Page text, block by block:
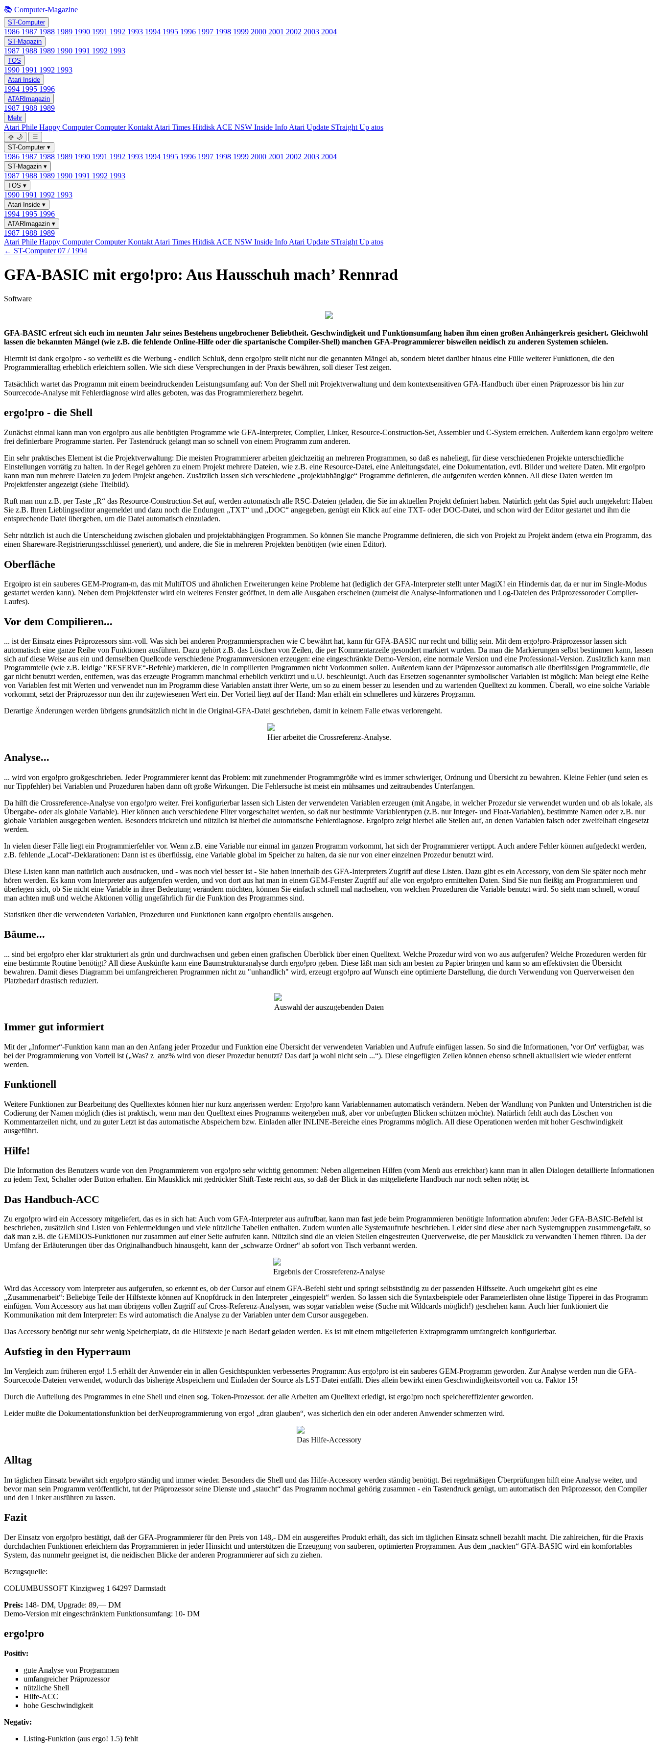
📚 Computer-Magazine
ST-Computer
1986 1987 1988 1989 1990 1991 1992 1993 1994 1995 1996 1997 1998 1999 2000 2001 2002 2003 2004
ST-Magazin
1987 1988 1989 1990 1991 1992 1993
TOS
1990 1991 1992 1993
Atari Inside
1994 1995 1996
ATARImagazin
1987 1988 1989
Mehr
Atari Phile Happy ComputerComputer Kontakt Atari Times Hitdisk ACE NSW Inside Info Atari Update STraight Up atos
🌞 🌙
☰
ST-Computer ▾
1986 1987 1988 1989 1990 1991 1992 1993 1994 1995 1996 1997 1998 1999 2000 2001 2002 2003 2004
ST-Magazin ▾
1987 1988 1989 1990 1991 1992 1993
TOS ▾
1990 1991 1992 1993
Atari Inside ▾
1994 1995 1996
ATARImagazin ▾
1987 1988 1989
Atari Phile Happy ComputerComputer Kontakt Atari Times Hitdisk ACE NSW Inside Info Atari Update STraight Up atos
← ST-Computer 07 / 1994
GFA-BASIC mit ergo!pro: Aus Hausschuh mach’ Rennrad
Software
GFA-BASIC erfreut sich euch im neunten Jahr seines Bestehens ungebrochener Beliebtheit. Geschwindigkeit und Funktionsumfang haben ihm einen großen Anhängerkreis gesichert. Gleichwohl
lassen die bekannten Mängel (wie z.B. die fehlende Online-Hilfe oder die spartanische Compiler-Shell) manchen GFA-Programmierer bisweilen neidisch zu anderen Systemen schielen.
Hiermit ist dank ergo!pro - so verheißt es die Werbung - endlich Schluß, denn ergo!pro stellt nicht nur die genannten Mängel ab, sondern bietet darüber hinaus eine Fülle weiterer Funktionen, die den
Programmieralltag erheblich erleichtern sollen. Wie sich diese Versprechungen in der Praxis bewähren, soll dieser Test zeigen.
Tatsächlich wartet das Programm mit einem beeindruckenden Leistungsumfang auf: Von der Shell mit Projektverwaltung und dem kontextsensitiven GFA-Handbuch über einen Präprozessor bis hin zur
Sourcecode-Analyse mit Fehlerdiagnose wird alles geboten, was das Programmiererherz begehrt.
ergo!pro - die Shell
Zunächst einmal kann man von ergo!pro aus alle benötigten Programme wie GFA-Interpreter, Compiler, Linker, Resource-Construction-Set, Assembler und C-System erreichen. Außerdem kann ergo!pro weitere
frei definierbare Programme starten. Per Tastendruck gelangt man so schnell von einem Programm zum anderen.
Ein sehr praktisches Element ist die Projektverwaltung: Die meisten Programmierer arbeiten gleichzeitig an mehreren Programmen, so daß es naheliegt, für diese verschiedenen Projekte unterschiedliche
Einstellungen vorrätig zu halten. In der Regel gehören zu einem Projekt mehrere Dateien, wie z.B. eine Resource-Datei, eine Anleitungsdatei, eine Dokumentation, evtl. Bilder und weitere Daten. Mit ergo!pro
kann man nun mehrere Dateien zu jedem Projekt angeben. Zusätzlich lassen sich verschiedene „projektabhängige“ Programme definieren, die aufgerufen werden können. All diese Daten werden im
Projektfenster angezeigt (siehe Titelbild).
Ruft man nun z.B. per Taste „R“ das Resource-Construction-Set auf, werden automatisch alle RSC-Dateien geladen, die Sie im aktuellen Projekt definiert haben. Natürlich geht das Spiel auch umgekehrt: Haben
Sie z.B. Ihren Lieblingseditor angemeldet und dazu noch die Endungen „TXT“ und „DOC“ angegeben, genügt ein Klick auf eine TXT- oder DOC-Datei, und schon wird der Editor gestartet und ihm die
entsprechende Datei übergeben, um die Datei automatisch einzuladen.
Sehr nützlich ist auch die Unterscheidung zwischen globalen und projektabhängigen Programmen. So können Sie manche Programme definieren, die sich von Projekt zu Projekt ändern (etwa ein Programm, das
einen Shareware-Registrierungsschlüssel generiert), und andere, die Sie in mehreren Projekten benötigen (wie einen Editor).
Oberfläche
Ergoipro ist ein sauberes GEM-Program-m, das mit MultiTOS und ähnlichen Erweiterungen keine Probleme hat (lediglich der GFA-Interpreter stellt unter MagiX! ein Hindernis dar, da er nur im Single-Modus
gestartet werden kann). Neben dem Projektfenster wird ein weiteres Fenster geöffnet, in dem alle Ausgaben erscheinen (zumeist die Analyse-Informationen und Log-Dateien des Präprozessoroder Compiler-
Laufes).
Vor dem Compilieren...
... ist der Einsatz eines Präprozessors sinn-voll. Was sich bei anderen Programmiersprachen wie C bewährt hat, kann für GFA-BASIC nur recht und billig sein. Mit dem ergo!pro-Präprozessor lassen sich
automatisch eine ganze Reihe von Funktionen ausführen. Dazu gehört z.B. das Löschen von Zeilen, die per Kommentarzeile gesondert markiert wurden. Da man die Markierungen selbst bestimmen kann, lassen
sich auf diese Weise aus ein und demselben Quellcode verschiedene Programmversionen erzeugen: eine eingeschränkte Demo-Version, eine normale Version und eine Professional-Version. Zusätzlich kann man
Programmteile (wie z.B. leidige "RESERVE“-Befehle) markieren, die in compilierten Programmen nicht Vorkommen sollen. Außerdem kann der Präprozessor automatisch alle überflüssigen Programmteile, die
gar nicht benutzt werden, entfernen, was das erzeugte Programm manchmal erheblich verkürzt und u.U. beschleunigt. Auch das Ersetzen sogenannter symbolischer Variablen ist möglich: Man belegt eine Reihe
von Variablen fest mit Werten und verwendet nun im Programm diese Variablen anstatt ihrer Werte, um so zu einem besser zu lesenden und zu wartenden Quelltext zu kommen. Überall, wo eine solche Variable
vorkommt, setzt der Präprozessor nun den ihr zugewiesenen Wert ein. Der Vorteil liegt auf der Hand: Man erhält ein schnelleres und kürzeres Programm.
Derartige Änderungen werden übrigens grundsätzlich nicht in die Original-GFA-Datei geschrieben, damit in keinem Falle etwas verlorengeht.
Hier arbeitet die Crossreferenz-Analyse.
Analyse...
... wird von ergo!pro großgeschrieben. Jeder Programmierer kennt das Problem: mit zunehmender Programmgröße wird es immer schwieriger, Ordnung und Übersicht zu bewahren. Kleine Fehler (und seien es
nur Tippfehler) bei Variablen und Prozeduren haben dann oft große Wirkungen. Die Fehlersuche ist meist ein mühsames und zeitraubendes Unterfangen.
Da hilft die Crossreference-Analyse von ergo!pro weiter. Frei konfigurierbar lassen sich Listen der verwendeten Variablen erzeugen (mit Angabe, in welcher Prozedur sie verwendet wurden und ob als lokale, als
Übergabe- oder als globale Variable). Hier können auch verschiedene Filter vorgeschaltet werden, so daß nur bestimmte Variablentypen (z.B. nur Integer- und Float-Variablen), bestimmte Namen oder z.B. nur
globale Variablen ausgegeben werden. Besonders trickreich und nützlich ist hierbei die automatische Fehlerdiagnose. Ergo!pro zeigt hierbei alle Stellen auf, an denen Variablen falsch oder zweifelhaft eingesetzt
werden.
In vielen dieser Fälle liegt ein Programmierfehler vor. Wenn z.B. eine Variable nur einmal im ganzen Programm vorkommt, hat sich der Programmierer vertippt. Auch andere Fehler können aufgedeckt werden,
z.B. fehlende „Local“-Deklarationen: Dann ist es überflüssig, eine Variable global im Speicher zu halten, da sie nur von einer einzelnen Prozedur benutzt wird.
Diese Listen kann man natürlich auch ausdrucken, und - was noch viel besser ist - Sie haben innerhalb des GFA-Interpreters Zugriff auf diese Listen. Dazu gibt es ein Accessory, von dem Sie später noch mehr
hören werden. Es kann vom Interpreter aus aufgerufen werden, und von dort aus hat man in einem GEM-Fenster Zugriff auf alle von ergo!pro ermittelten Daten. Sind Sie nun fleißig am Programmieren und
überlegen sich, ob Sie nicht eine Variable in ihrer Bedeutung verändern möchten, können Sie einfach schnell mal nachsehen, von welchen Prozeduren die Variable benutzt wird. So sieht man schnell, worauf
man achten muß und welche Aktionen völlig ungefährlich für die Funktion des Programmes sind.
Statistiken über die verwendeten Variablen, Prozeduren und Funktionen kann ergo!pro ebenfalls ausgeben.
Bäume...
... sind bei ergo!pro eher klar strukturiert als grün und durchwachsen und geben einen grafischen Überblick über einen Quelltext. Welche Prozedur wird von wo aus aufgerufen? Welche Prozeduren werden für
eine bestimmte Routine benötigt? All diese Auskünfte kann eine Baumstrukturanalyse durch ergo!pro geben. Diese läßt man sich am besten zu Papier bringen und kann so am effektivsten die Übersicht
bewahren. Damit dieses Diagramm bei umfangreicheren Programmen nicht zu "unhandlich" wird, erzeugt ergo!pro auf Wunsch eine optimierte Darstellung, die durch Verwendung von Querverweisen den
Platzbedarf drastisch reduziert.
Auswahl der auszugebenden Daten
Immer gut informiert
Mit der „Informer“-Funktion kann man an den Anfang jeder Prozedur und Funktion eine Übersicht der verwendeten Variablen und Aufrufe einfügen lassen. So sind die Informationen, 'vor Ort' verfügbar, was
bei der Programmierung von Vorteil ist („Was? z_anz% wird von dieser Prozedur benutzt? Das darf ja wohl nicht sein ...“). Diese eingefügten Zeilen können ebenso schnell aktualisiert wie wieder entfernt
werden.
Funktionell
Weitere Funktionen zur Bearbeitung des Quelltextes können hier nur kurz angerissen werden: Ergo!pro kann Variablennamen automatisch verändern. Neben der Wandlung von Punkten und Unterstrichen ist die
Codierung der Namen möglich (dies ist praktisch, wenn man den Quelltext eines Programms weitergeben muß, aber vor unbefugten Blicken schützen möchte). Natürlich fehlt auch das Löschen von
Kommentarzeilen nicht, und zu guter Letzt ist das automatische Abspeichern bzw. Einladen aller INLINE-Bereiche eines Programms möglich. All diese Operationen werden mit hoher Geschwindigkeit
ausgeführt.
Hilfe!
Die Information des Benutzers wurde von den Programmierern von ergo!pro sehr wichtig genommen: Neben allgemeinen Hilfen (vom Menü aus erreichbar) kann man in allen Dialogen detaillierte Informationen
zu jedem Text, Schalter oder Button erhalten. Ein Mausklick mit gedrückter Shift-Taste reicht aus, so daß der Blick in das mitgelieferte Handbuch nur noch selten nötig ist.
Das Handbuch-ACC
Zu ergo!pro wird ein Accessory mitgeliefert, das es in sich hat: Auch vom GFA-Interpreter aus aufrufbar, kann man fast jede beim Programmieren benötigte Information abrufen: Jeder GFA-BASIC-Befehl ist
beschrieben, zusätzlich sind Listen von Fehlermeldungen und viele nützliche Tabellen enthalten. Zudem wurden alle Systemaufrufe beschrieben. Leider sind diese aber nach Systemgruppen zusammengefaßt, so
daß man z.B. die GEMDOS-Funktionen nur zusammen auf einer Seite aufrufen kann. Nützlich sind die an vielen Stellen eingestreuten Querverweise, die per Mausklick zu verwandten Themen führen. Da der
Umfang der Erläuterungen über das Originalhandbuch hinausgeht, kann der „schwarze Ordner“ ab sofort von Tisch verbannt werden.
Ergebnis der Crossreferenz-Analyse
Wird das Accessory vom Interpreter aus aufgerufen, so erkennt es, ob der Cursor auf einem GFA-Befehl steht und springt selbstständig zu der passenden Hilfsseite. Auch umgekehrt gibt es eine
„Zusammenarbeit“: Beliebige Teile der Hilfstexte können auf Knopfdruck in den Interpreter „eingespielt“ werden. So lassen sich die Syntaxbeispiele oder Parameterlisten ohne lästige Tipperei in das Programm
einfügen. Vom Accessory aus hat man übrigens vollen Zugriff auf Cross-Referenz-Analysen, was sogar variablen weise (Suche mit Wildcards möglich!) geschehen kann. Auch hier funktioniert die
Kommunikation mit dem Interpreter: Es wird automatisch die Analyse zu der Variablen unter dem Cursor ausgegeben.
Das Accessory benötigt nur sehr wenig Speicherplatz, da die Hilfstexte je nach Bedarf geladen werden. Es ist mit einem mitgelieferten Extraprogramm umfangreich konfigurierbar.
Aufstieg in den Hyperraum
Im Vergleich zum früheren ergo! 1.5 erhält der Anwender ein in allen Gesichtspunkten verbessertes Programm: Aus ergo!pro ist ein sauberes GEM-Programm geworden. Zur Analyse werden nun die GFA-
Sourcecode-Dateien verwendet, wodurch das bisherige Abspeichern und Einladen der Source als LST-Datei entfällt. Dies allein bewirkt einen Geschwindigkeitsvorteil von ca. Faktor 15!
Durch die Aufteilung des Programmes in eine Shell und einen sog. Token-Prozessor. der alle Arbeiten am Quelltext erledigt, ist ergo!pro noch speichereffizienter geworden.
Leider mußte die Dokumentationsfunktion bei derNeuprogrammierung von ergo! „dran glauben“, was sicherlich den ein oder anderen Anwender schmerzen wird.
Das Hilfe-Accessory
Alltag
Im täglichen Einsatz bewährt sich ergo!pro ständig und immer wieder. Besonders die Shell und das Hilfe-Accessory werden ständig benötigt. Bei regelmäßigen Überprüfungen hilft eine Analyse weiter, und
bevor man sein Programm veröffentlicht, tut der Präprozessor seine Dienste und „staucht“ das Programm nochmal gehörig zusammen - ein Tastendruck genügt, um automatisch den Präprozessor, den Compiler
und den Linker ausführen zu lassen.
Fazit
Der Einsatz von ergo!pro bestätigt, daß der GFA-Programmierer für den Preis von 148,- DM ein ausgereiftes Produkt erhält, das sich im täglichen Einsatz schnell bezahlt macht. Die zahlreichen, für die Praxis
durchdachten Funktionen erleichtern das Programmieren in jeder Hinsicht und unterstützen die Erzeugung von sauberen, optimierten Programmen. Aus dem „nackten“ GFA-BASIC wird ein komfortables
System, das nunmehr geeignet ist, die neidischen Blicke der anderen Programmierer auf sich zu ziehen.
Bezugsquelle:
COLUMBUSSOFT Kinzigweg 1 64297 Darmstadt
Preis: 148- DM, Upgrade: 89,— DM
Demo-Version mit eingeschränktem Funktionsumfang: 10- DM
ergo!pro
Positiv:
gute Analyse von Programmen
umfangreicher Präprozessor
nützliche Shell
Hilfe-ACC
hohe Geschwindigkeit
Negativ:
Listing-Funktion (aus ergo! 1.5) fehlt